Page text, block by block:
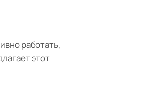
работать,
этот